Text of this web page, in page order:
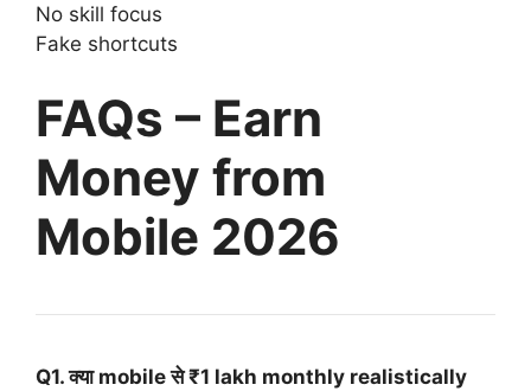
No skill focus
Fake shortcuts
FAQs – Earn
Money from
Mobile 2026
Q1. क्या mobile से ₹1 lakh monthly realistically